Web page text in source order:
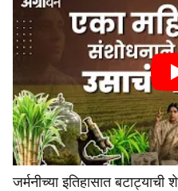
जर्मनीच्या इतिहासात